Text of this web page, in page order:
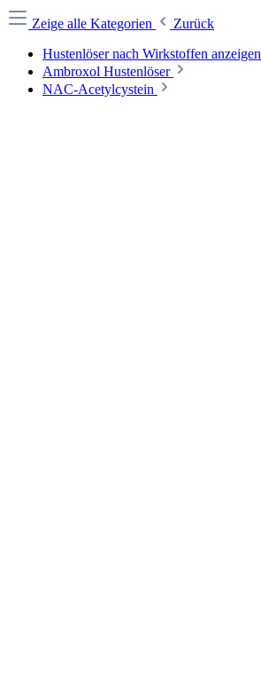
Zeige alle Kategorien
Zurück
Hustenlöser nach Wirkstoffen anzeigen
Ambroxol Hustenlöser
NAC-Acetylcystein